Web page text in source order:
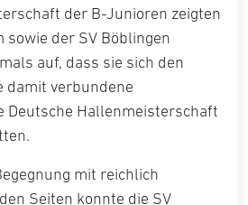
der B-Junioren zeigten
sowie der SV Böblingen
auf, dass sie sich den
damit verbundene
Deutsche Hallenmeisterschaft
mit reichlich
Seiten konnte die SV